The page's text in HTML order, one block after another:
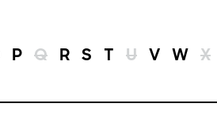
P Q R S T U V W X